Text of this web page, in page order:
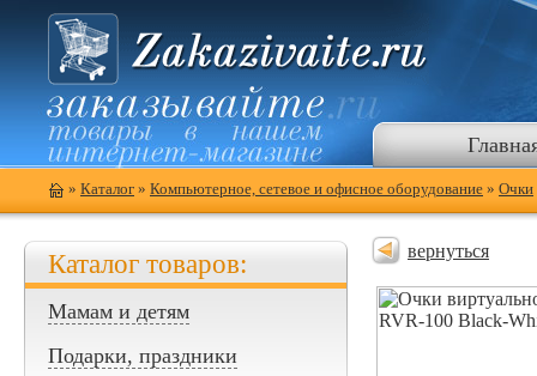
» Каталог » Компьютерное, сетевое и офисное оборудование » Очки
Каталог товаров:
Мамам и детям
Подарки, праздники
вернуться